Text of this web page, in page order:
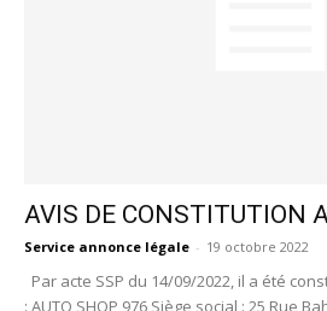
AVIS DE CONSTITUTION
Service annonce légale - 19 octobre 2022
Par acte SSP du 14/09/2022, il a été